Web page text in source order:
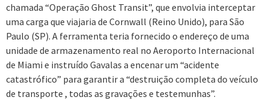
chamada “Operação Ghost Transit”, que envolvia interceptar
uma carga que viajaria de Cornwall (Reino Unido), para São
Paulo (SP). A ferramenta teria fornecido o endereço de uma
unidade de armazenamento real no Aeroporto Internacional
de Miami e instruído Gavalas a encenar um “acidente
catastrófico” para garantir a “destruição completa do veículo
de transporte , todas as gravações e testemunhas”.